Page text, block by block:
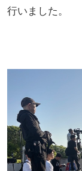
行いました。